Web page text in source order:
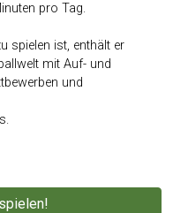
pro Tag.
spielen ist, enthält er
mit Auf- und
und